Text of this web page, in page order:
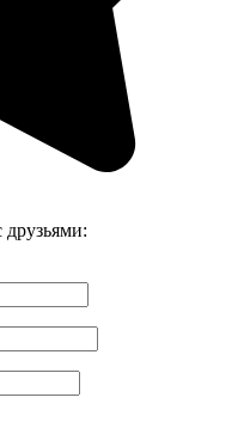
друзьями: